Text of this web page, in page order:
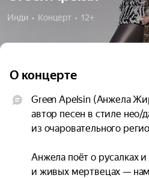
Инди  •  Концерт  •  12+
О концерте
Green Apelsin (Анжела
автор песен в стиле нео/
из очаровательного
Анжела поёт о русалках
и живых мертвецах —